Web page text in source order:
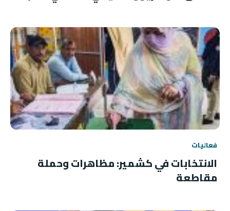
فعاليات
الانتخابات في كشمير: مظاهرات وحملة
مقاطعة